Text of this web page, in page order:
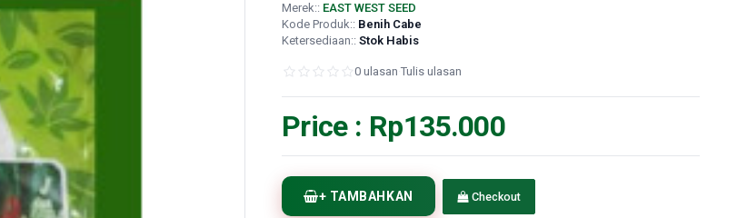
Merek:: EAST WEST SEED
Kode Produk:: Benih Cabe
Ketersediaan:: Stok Habis
0 ulasan Tulis ulasan
Price : Rp135.000
+ TAMBAHKAN Checkout